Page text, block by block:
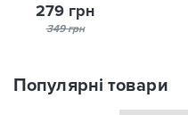
279 грн
349 грн
Популярні товари